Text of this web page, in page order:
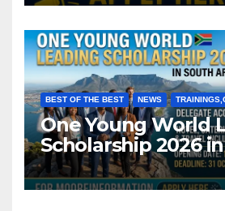
BEST OF THE BEST NEWS
One Young World
Scholarship 2026
Africa (Fully